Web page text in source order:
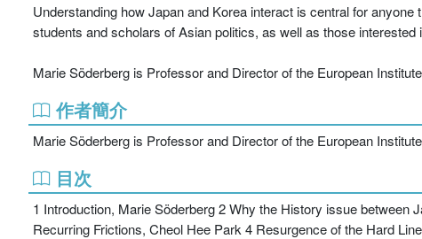
Understanding how Japan and Korea interact is central for
students and scholars of Asian politics, as well as those
Marie Söderberg is Professor and Director of the European
作者簡介
Marie Söderberg is Professor and Director of the European
目次
1 Introduction, Marie Söderberg 2 Why the History issue between
Recurring Frictions, Cheol Hee Park 4 Resurgence of the Hard